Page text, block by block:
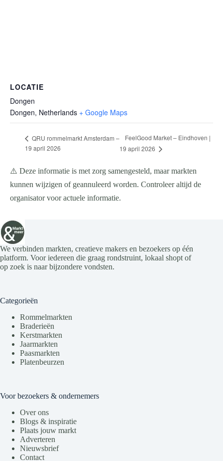
LOCATIE
Dongen
Dongen, Netherlands + Google Maps
QRU rommelmarkt Amsterdam –
19 april 2026
FeelGood Market – Eindhoven |
19 april 2026
⚠️ Deze informatie is met zorg samengesteld, maar markten
kunnen wijzigen of geannuleerd worden. Controleer altijd de
organisator voor actuele informatie.
We verbinden markten, creatieve makers en bezoekers op één
platform. Voor iedereen die graag rondstruint, lokaal shopt of
op zoek is naar bijzondere vondsten.
Categorieën
Rommelmarkten
Braderieën
Kerstmarkten
Jaarmarkten
Paasmarkten
Platenbeurzen
Voor bezoekers & ondernemers
Over ons
Blogs & inspiratie
Plaats jouw markt
Adverteren
Nieuwsbrief
Contact